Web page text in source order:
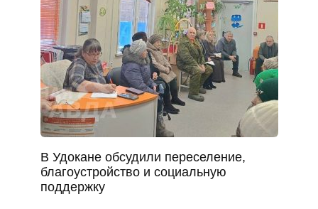
В Удокане обсудили переселение,
благоустройство и социальную
поддержку